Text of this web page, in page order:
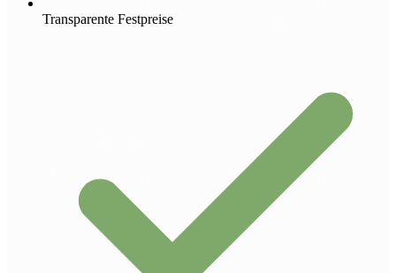
Transparente Festpreise